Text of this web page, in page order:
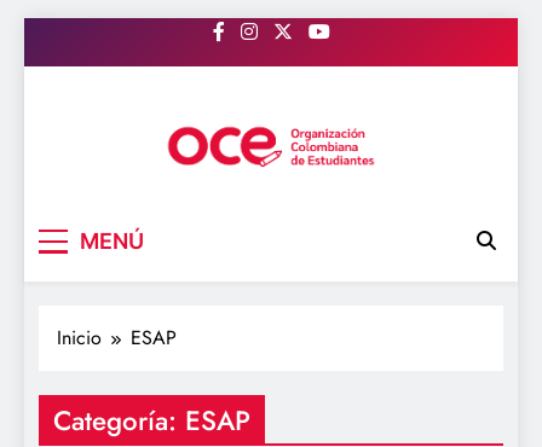
al
MENÚ
Inicio ESAP
Categoría: ESAP
ESAP
NOTICIAS